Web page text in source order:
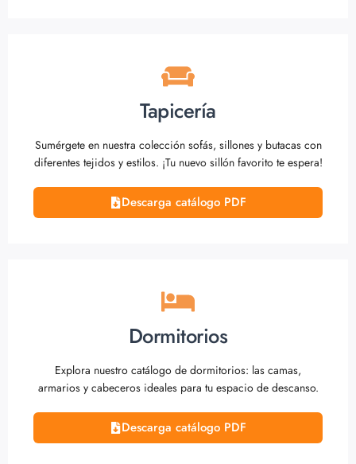
Tapicería
Sumérgete en nuestra colección sofás, sillones y butacas con
diferentes tejidos y estilos. ¡Tu nuevo sillón favorito te espera!
Descarga catálogo PDF
Dormitorios
Explora nuestro catálogo de dormitorios: las camas,
armarios y cabeceros ideales para tu espacio de descanso.
Descarga catálogo PDF